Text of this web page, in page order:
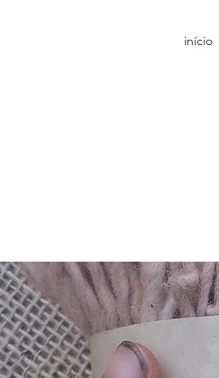
início